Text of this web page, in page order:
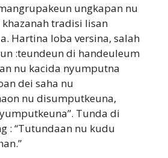
ungkapan nu
tradisi lisan
Hartina loba versina, salah
:teundeun di handeuleum
nu kacida nyumputna
dei saha nu
nu disumputkeuna,
Tunda di
: “Tutundaan nu kudu